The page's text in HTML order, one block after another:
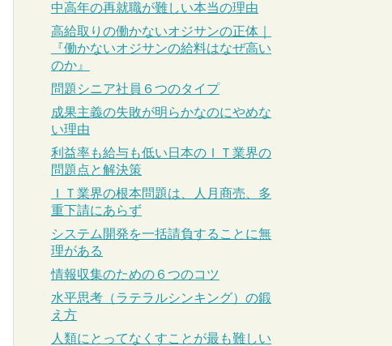
中高年の再就職が難しい本当の理由
高給取りの働かないオジサンの正体｜
『働かないオジサンの給料はなぜ高い
のか』
問題シニア社員６つのタイプ
成果主義の失敗が明らかなのにやめな
い理由
利益率も給与も低い日本のＩＴ業界の
問題点と解決策
ＩＴ業界の根本問題は、人月商売、多
重下請にあらず
システム開発を一括請負することに無
理がある
情報収集のための６つのコツ
水平思考（ラテラルシンキング）の鍛
え方
人類にとってなくすことが最も難しい